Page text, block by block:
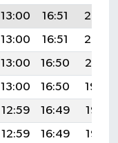
13:00 16:51
20:03
13:00 16:51
20:02
13:00 16:50
20:01
13:00 16:50
19:59
12:59 16:49
19:58
12:59 16:49
19:57